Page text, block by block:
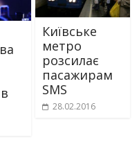
Київське
метро
розсилає
пасажирам
SMS
28.02.2016